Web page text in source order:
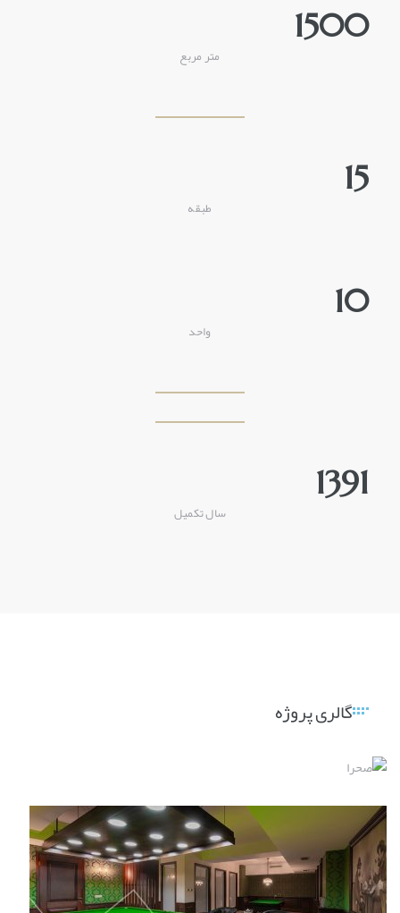
1500
متر مربع
15
طبقه
10
واحد
1391
سال تکمیل
گالری پروژه